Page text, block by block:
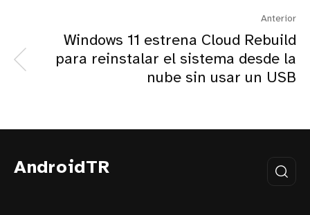
Anterior
Windows 11 estrena Cloud Rebuild
para reinstalar el sistema desde la
nube sin usar un USB
AndroidTR